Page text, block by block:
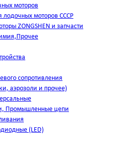
моторов
лодочных моторов СССР
ZONGSHEN и запчасти
сопротивления
аэрозоли и прочее)
Промышленные цепи
(LED)